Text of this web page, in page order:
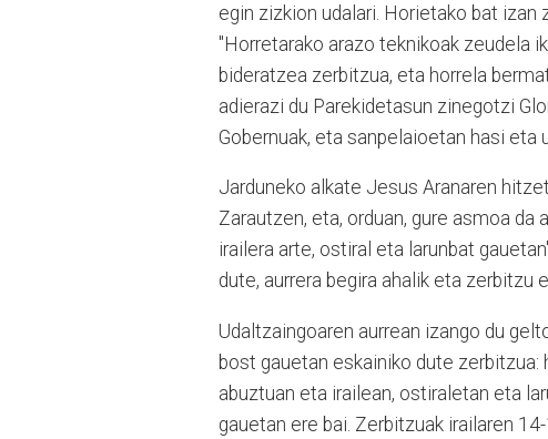
egin zizkion udalari. Horietako bat
"Horretarako arazo teknikoak zeudela
bideratzea zerbitzua, eta horrela
adierazi du Parekidetasun zinegotzi
Gobernuak, eta sanpelaioetan hasi eta
Jarduneko alkate Jesus Aranaren
Zarautzen, eta, orduan, gure asmoa
irailera arte, ostiral eta larunbat
dute, aurrera begira ahalik eta zerbitzu
Udaltzaingoaren aurrean izango du
bost gauetan eskainiko dute zerbitzua:
abuztuan eta irailean, ostiraletan eta
gauetan ere bai. Zerbitzuak irailaren